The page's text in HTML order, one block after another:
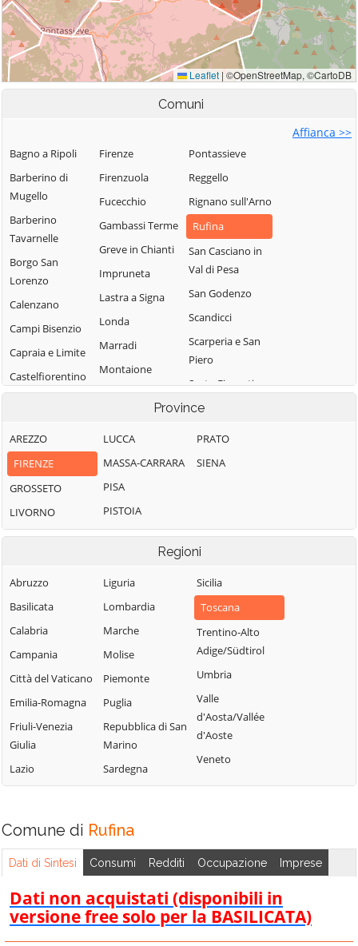
Comuni
Affianca >>
Bagno a Ripoli
Barberino di
Mugello
Barberino
Tavarnelle
Borgo San
Lorenzo
Calenzano
Campi Bisenzio
Capraia e Limite
Castelfiorentino
Dicomano
Empoli
Fiesole
Figline e Incisa
Valdarno
Firenze
Firenzuola
Fucecchio
Gambassi Terme
Greve in Chianti
Impruneta
Lastra a Signa
Londa
Marradi
Montaione
Montelupo
Montespertoli
Palazzuolo sul
Pontassieve
Reggello
Rignano sull'Arno
Rufina
San Casciano in
Val di Pesa
San Godenzo
Scandicci
Scarperia e San
Piero
Sesto Fiorentino
Signa
Province
AREZZO
FIRENZE
GROSSETO
LIVORNO
LUCCA
MASSA-CARRARA
PISA
PISTOIA
PRATO
SIENA
Regioni
Abruzzo
Basilicata
Calabria
Campania
Città del Vaticano
Emilia-Romagna
Friuli-Venezia
Giulia
Lazio
Liguria
Lombardia
Marche
Molise
Piemonte
Puglia
Repubblica di San
Marino
Sardegna
Sicilia
Toscana
Trentino-Alto
Adige/Südtirol
Umbria
Valle
d'Aosta/Vallée
d'Aoste
Veneto
Comune di Rufina
Dati di Sintesi Consumi Redditi Occupazione Imprese
Dati non acquistati (disponibili in
versione free solo per la BASILICATA)